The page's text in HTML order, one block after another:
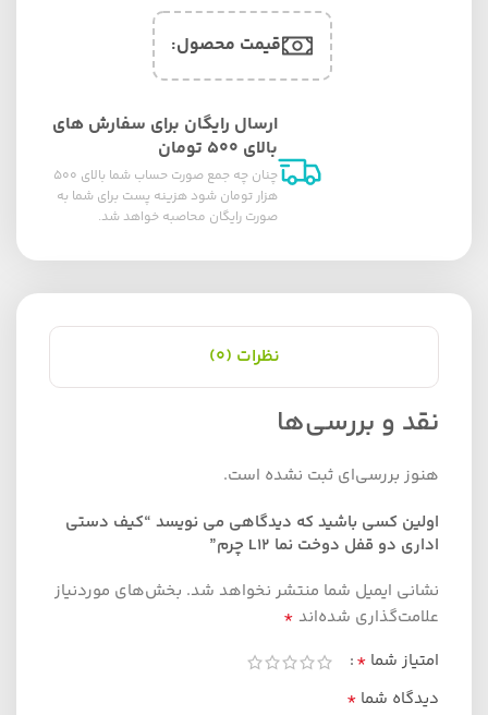
قیمت محصول:​
ارسال رایگان برای سفارش های
بالای ۵۰۰ تومان
چنان چه جمع صورت حساب شما بالای ۵۰۰
هزار تومان شود هزینه پست برای شما به
صورت رایگان محاصبه خواهد شد.
نظرات (0)
نقد و بررسی‌ها
هنوز بررسی‌ای ثبت نشده است.
اولین کسی باشید که دیدگاهی می نویسد “کیف دستی
اداری دو قفل دوخت نما L12 چرم”
نشانی ایمیل شما منتشر نخواهد شد. بخش‌های موردنیاز
علامت‌گذاری شده‌اند *
امتیاز شما *
دیدگاه شما *